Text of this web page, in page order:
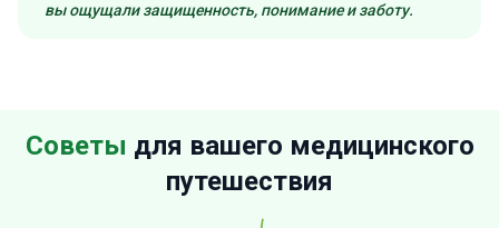
вы ощущали защищенность, понимание и заботу.
Советы для вашего медицинского
путешествия